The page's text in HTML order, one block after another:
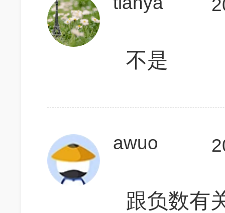
不是
awuo
跟负数有